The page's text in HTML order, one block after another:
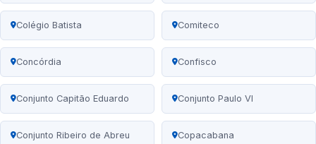
Colégio Batista Comiteco
Concórdia Confisco
Conjunto Capitão Eduardo Conjunto Paulo VI
Conjunto Ribeiro de Abreu Copacabana